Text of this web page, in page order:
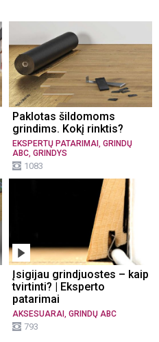
Paklotas šildomoms
grindims. Kokį rinktis?
EKSPERTŲ PATARIMAI , GRINDŲ
ABC, GRINDYS
1083
Įsigijau grindjuostes – kaip
tvirtinti? | Eksperto
patarimai
AKSESUARAI GRINDŲ ABC
793